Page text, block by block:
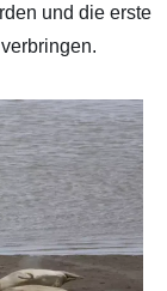
und die erste